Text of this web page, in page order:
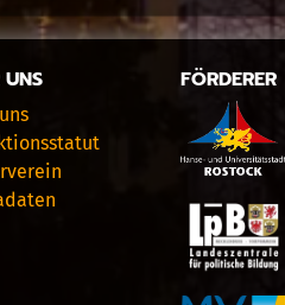
FÖRDERER